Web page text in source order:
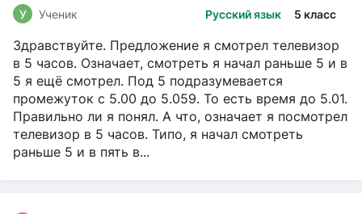
Русский язык 5 класс
У Ученик
Здравствуйте. Предложение я смотрел телевизор
в 5 часов. Означает, смотреть я начал раньше 5 и в
5 я ещё смотрел. Под 5 подразумевается
промежуток с 5.00 до 5.059. То есть время до 5.01.
Правильно ли я понял. А что, означает я посмотрел
телевизор в 5 часов. Типо, я начал смотреть
раньше 5 и в пять в...